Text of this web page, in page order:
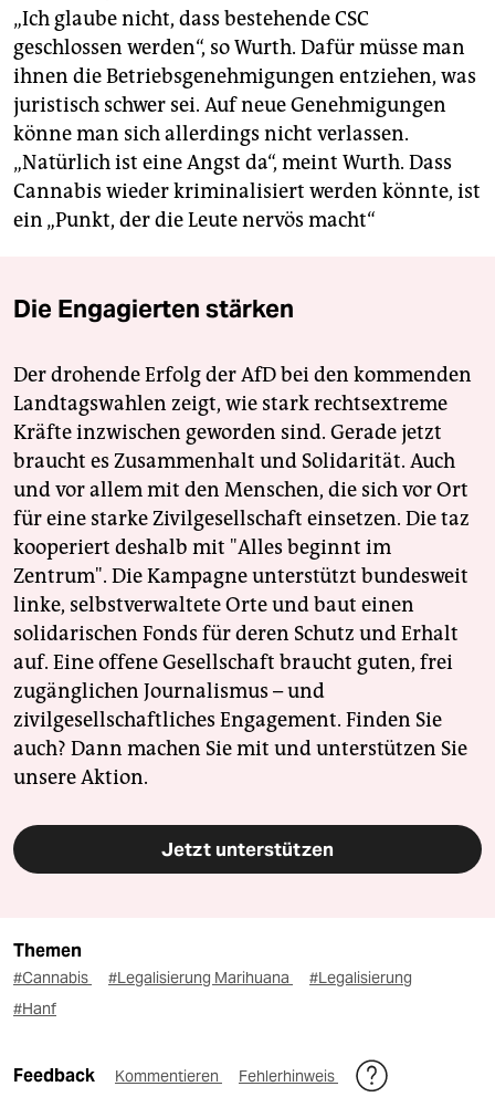
„Ich glaube nicht, dass bestehende CSC
geschlossen werden“, so Wurth. Dafür müsse man
ihnen die Betriebsgenehmigungen entziehen, was
juristisch schwer sei. Auf neue Genehmigungen
könne man sich allerdings nicht verlassen.
„Natürlich ist eine Angst da“, meint Wurth. Dass
Cannabis wieder kriminalisiert werden könnte, ist
ein „Punkt, der die Leute nervös macht“
Die Engagierten stärken
Der drohende Erfolg der AfD bei den kommenden
Landtagswahlen zeigt, wie stark rechtsextreme
Kräfte inzwischen geworden sind. Gerade jetzt
braucht es Zusammenhalt und Solidarität. Auch
und vor allem mit den Menschen, die sich vor Ort
für eine starke Zivilgesellschaft einsetzen. Die taz
kooperiert deshalb mit "Alles beginnt im
Zentrum". Die Kampagne unterstützt bundesweit
linke, selbstverwaltete Orte und baut einen
solidarischen Fonds für deren Schutz und Erhalt
auf. Eine offene Gesellschaft braucht guten, frei
zugänglichen Journalismus – und
zivilgesellschaftliches Engagement. Finden Sie
auch? Dann machen Sie mit und unterstützen Sie
unsere Aktion.
Jetzt unterstützen
Themen
#Cannabis #Legalisierung Marihuana
#Legalisierung
#Hanf
Feedback Kommentieren Fehlerhinweis